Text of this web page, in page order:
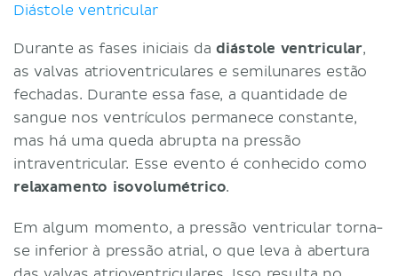
Diástole ventricular
Durante as fases iniciais dadiástole ventricular,
as valvas atrioventriculares e semilunares estão
fechadas. Durante essa fase, a quantidade de
sangue nos ventrículos permanece constante,
mas há uma queda abrupta na pressão
intraventricular. Esse evento é conhecido como
relaxamento isovolumétrico.
Em algum momento, a pressão ventricular torna-
se inferior à pressão atrial, o que leva à abertura